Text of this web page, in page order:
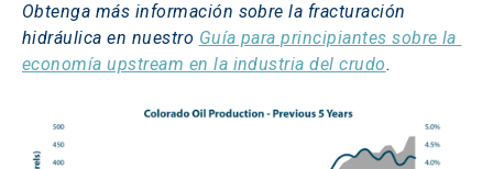
Obtenga más información sobre la fracturación
hidráulica en nuestro Guía para principiantes sobre la
economía upstream en la industria del crudo.